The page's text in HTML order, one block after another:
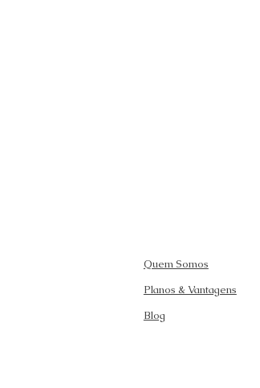
Quem Somos
Planos & Vantagens
Blog